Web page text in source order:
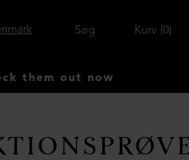
Kurv 0
Søg
out now